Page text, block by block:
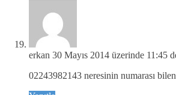
erkan 30 Mayıs 2014 üzerinde 11:45
02243982143 neresinin numarası